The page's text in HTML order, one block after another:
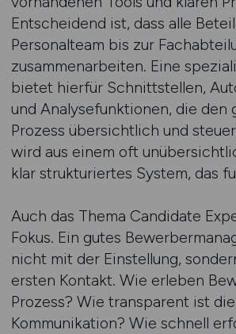
Entscheidend ist, dass alle
Personalteam bis zur
zusammenarbeiten. Eine
bietet hierfür Schnittstellen,
und Analysefunktionen, die den
Prozess übersichtlich und
wird aus einem oft
klar strukturiertes System, das
Auch das Thema Candidate
Fokus. Ein gutes
nicht mit der Einstellung,
ersten Kontakt. Wie erleben
Prozess? Wie transparent ist die
Kommunikation? Wie schnell